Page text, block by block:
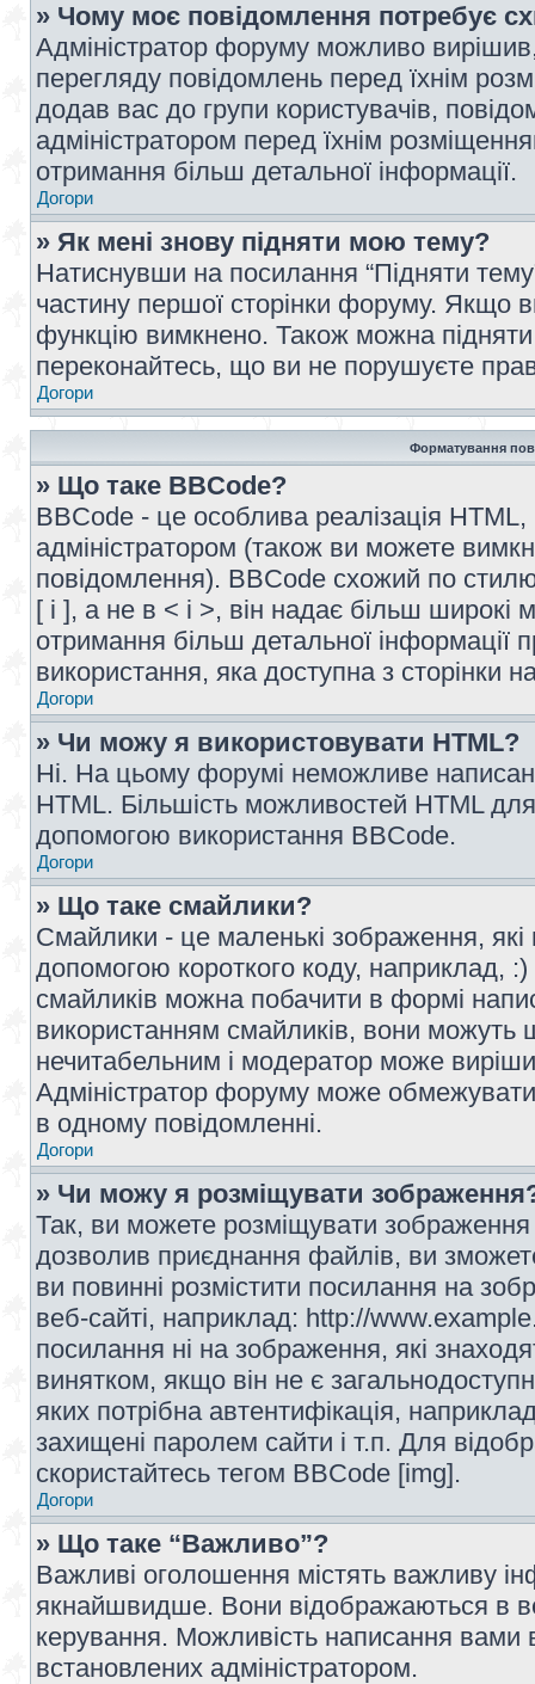
» Чому моє повідомлення потребує
Адміністратор форуму можливо
перегляду повідомлень перед їхнім
додав вас до групи користувачів,
адміністратором перед їхнім
отримання більш детальної інформації.
Догори
» Як мені знову підняти мою тему?
Натиснувши на посилання “Підняти
частину першої сторінки форуму. Якщо
функцію вимкнено. Також можна
переконайтесь, що ви не порушуєте
Догори
Форматування
» Що таке BBCode?
BBCode - це особлива реалізація
адміністратором (також ви можете
повідомлення). BBCode схожий по
[ і ], а не в < і >, він надає більш
отримання більш детальної інформації
використання, яка доступна з сторінки
Догори
» Чи можу я використовувати HTML?
Ні. На цьому форумі неможливе
HTML. Більшість можливостей HTML
допомогою використання BBCode.
Догори
» Що таке смайлики?
Смайлики - це маленькі зображення, які
допомогою короткого коду, наприклад,
смайликів можна побачити в формі
використанням смайликів, вони
нечитабельним і модератор може
Адміністратор форуму може обмежувати
в одному повідомленні.
Догори
» Чи можу я розміщувати
Так, ви можете розміщувати
дозволив приєднання файлів, ви
ви повинні розмістити посилання на
веб-сайті, наприклад: http://
посилання ні на зображення, які
винятком, якщо він не є
яких потрібна автентифікація,
захищені паролем сайти і т.п. Для
скористайтесь тегом BBCode [img].
Догори
» Що таке “Важливо”?
Важливі оголошення містять важливу
якнайшвидше. Вони відображаються в
керування. Можливість написання
встановлених адміністратором.